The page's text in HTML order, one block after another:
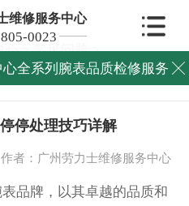
维修服务中心
0023
全系列腕表品质检修服务 
心>常见问题>
停处理技巧详解
作者：广州劳力士维修服务中心
牌，以其卓越的品质和